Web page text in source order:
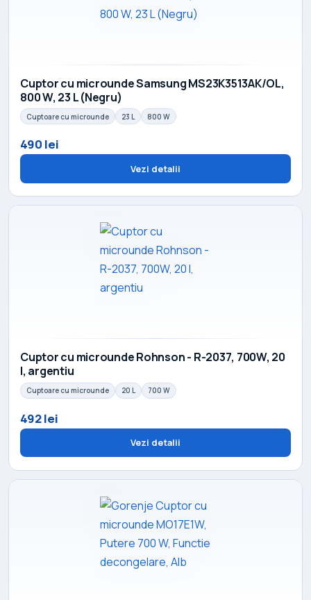
Cuptor cu microunde Samsung MS23K3513AK/OL,
800 W, 23 L (Negru)
Cuptoare cu microunde 23 L 800 W
490 lei
Vezi detalii
Cuptor cu microunde Rohnson - R-2037, 700W, 20
l, argentiu
Cuptoare cu microunde 20 L 700 W
492 lei
Vezi detalii